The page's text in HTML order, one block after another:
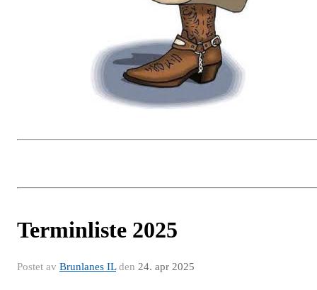
Terminliste 2025
Postet av Brunlanes ILden 24. apr 2025